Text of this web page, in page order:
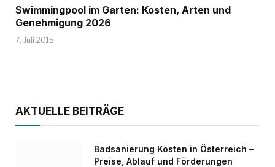
Swimmingpool im Garten: Kosten, Arten und
Genehmigung 2026
7. Juli 2015
AKTUELLE BEITRÄGE
Badsanierung Kosten in Österreich –
Preise, Ablauf und Förderungen